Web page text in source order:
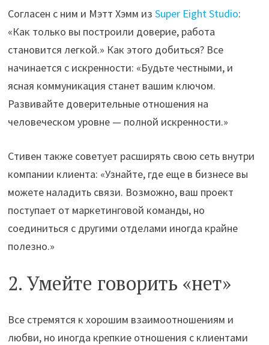
Согласен с ним и Мэтт Хэмм изSuper Eight Studio:
«Как только вы построили доверие, работа
становится легкой.» Как этого добиться? Все
начинается с искренности: «Будьте честными, и
ясная коммуникация станет вашим ключом.
Развивайте доверительные отношения на
человеческом уровне — полной искренности.»
Стивен также советует расширять свою сеть внутри
компании клиента: «Узнайте, где еще в бизнесе вы
можете наладить связи. Возможно, ваш проект
поступает от маркетинговой команды, но
соединиться с другими отделами иногда крайне
полезно.»
2. Умейте говорить «нет»
Все стремятся к хорошим взаимоотношениям и
любви, но иногда крепкие отношения с клиентами